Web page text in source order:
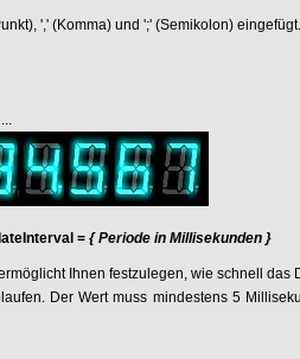
',' (Komma) und ';' (Semikolon) eingefügt.
={ Periode in Millisekunden }
Ihnen festzulegen, wie schnell
Der Wert muss mindestens 5